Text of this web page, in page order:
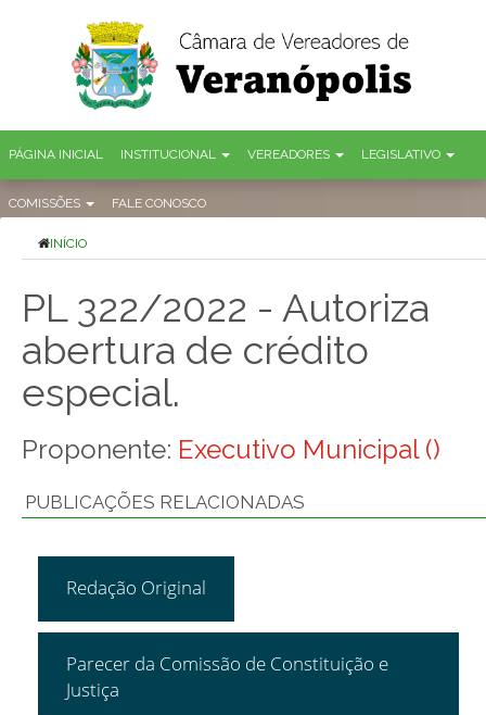
PÁGINA INICIAL INSTITUCIONAL VEREADORES LEGISLATIVO
COMISSÕES FALE CONOSCO
INÍCIO
PL 322/2022 - Autoriza
abertura de crédito
especial.
Proponente: Executivo Municipal ()
PUBLICAÇÕES RELACIONADAS
Redação Original
Parecer da Comissão de Constituição e
Justiça